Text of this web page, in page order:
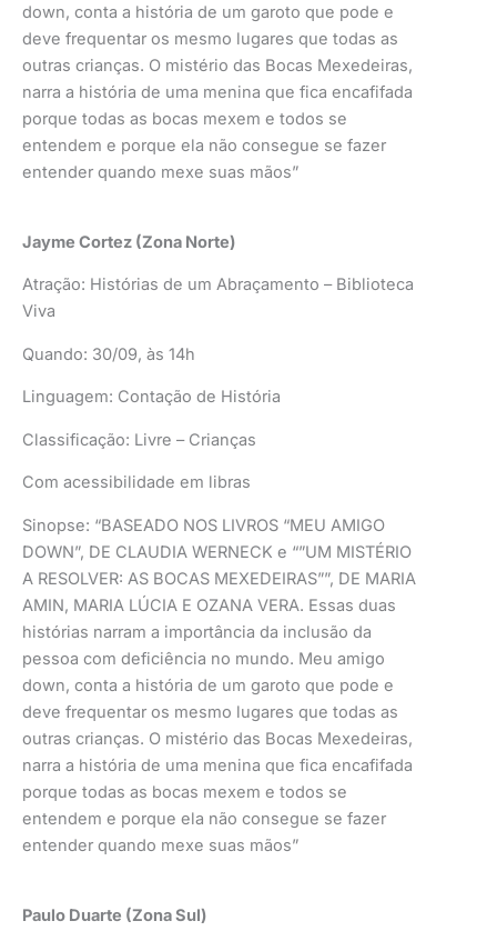
down, conta a história de um garoto que pode e
deve frequentar os mesmo lugares que todas as
outras crianças. O mistério das Bocas Mexedeiras,
narra a história de uma menina que fica encafifada
porque todas as bocas mexem e todos se
entendem e porque ela não consegue se fazer
entender quando mexe suas mãos”
Jayme Cortez (Zona Norte)
Atração: Histórias de um Abraçamento – Biblioteca
Viva
Quando: 30/09, às 14h
Linguagem: Contação de História
Classificação: Livre – Crianças
Com acessibilidade em libras
Sinopse: “BASEADO NOS LIVROS “MEU AMIGO
DOWN”, DE CLAUDIA WERNECK e “”UM MISTÉRIO
A RESOLVER: AS BOCAS MEXEDEIRAS””, DE MARIA
AMIN, MARIA LÚCIA E OZANA VERA. Essas duas
histórias narram a importância da inclusão da
pessoa com deficiência no mundo. Meu amigo
down, conta a história de um garoto que pode e
deve frequentar os mesmo lugares que todas as
outras crianças. O mistério das Bocas Mexedeiras,
narra a história de uma menina que fica encafifada
porque todas as bocas mexem e todos se
entendem e porque ela não consegue se fazer
entender quando mexe suas mãos”
Paulo Duarte (Zona Sul)